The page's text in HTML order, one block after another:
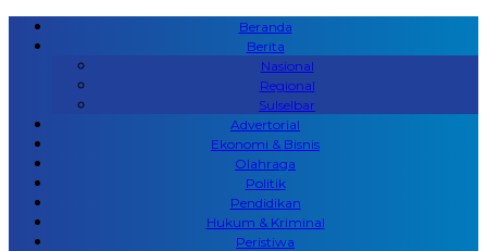
Beranda
Berita
Nasional
Regional
Sulselbar
Advertorial
Ekonomi & Bisnis
Olahraga
Politik
Pendidikan
Hukum & Kriminal
Peristiwa